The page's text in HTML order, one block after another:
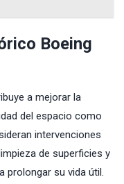
Boeing
a mejorar la
del espacio como
intervenciones
de superficies y
prolongar su vida útil.